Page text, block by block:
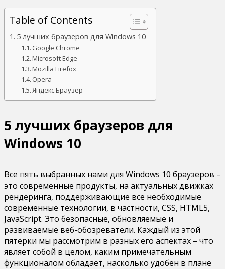
Table of Contents
5 лучших браузеров для Windows 10
Google Chrome
Microsoft Edge
Mozilla Firefox
Opera
Яндекс.Браузер
5 лучших браузеров для
Windows 10
Все пять выбранных нами для Windows 10 браузеров –
это современные продукты, на актуальных движках
рендеринга, поддерживающие все необходимые
современные технологии, в частности, CSS, HTML5,
JavaScript. Это безопасные, обновляемые и
развиваемые веб-обозреватели. Каждый из этой
пятёрки мы рассмотрим в разных его аспектах – что
являет собой в целом, каким примечательным
функционалом обладает, насколько удобен в плане